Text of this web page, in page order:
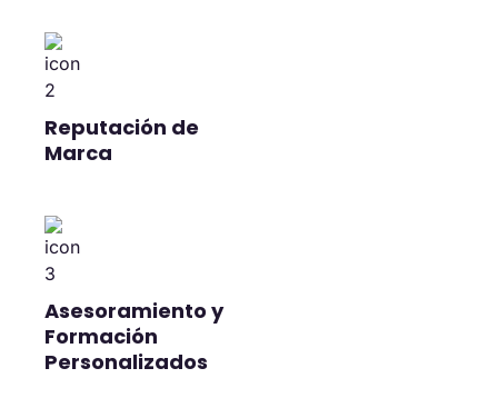
Reputación de
Marca
Asesoramiento y
Formación
Personalizados